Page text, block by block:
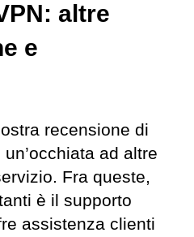
altre
e
recensione di
ad altre
Fra queste,
è il supporto
assistenza clienti